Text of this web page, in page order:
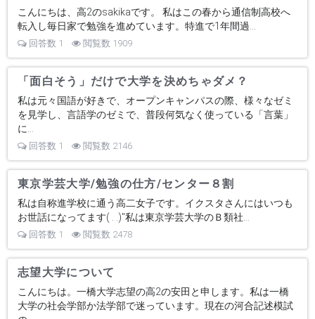
こんにちは、高2のsakikaです。 私はこの春から通信制高校へ
転入し毎日家で勉強を進めています。特進で1年間過...
回答数 1 閲覧数 1909
「面白そう」だけで大学を決めちゃダメ？
私は元々国語が好きで、オープンキャンパスの際、様々なゼミ
を見学し、言語学のゼミで、普段何気なく使っている「言葉」
に...
回答数 1 閲覧数 2146
東京学芸大学/勉強の仕方/センター８割
私は自称進学校に通う高二女子です。イクスタさんにはいつも
お世話になってます( . .)"私は東京学芸大学のＢ類社...
回答数 1 閲覧数 2478
志望大学について
こんにちは。一橋大学志望の高2の安田と申します。私は一橋
大学の社会学部か法学部で迷っています。現在の河合記述模試